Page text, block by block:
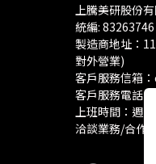
上騰美研股份
統編: 83263746
製造商地址：
對外營業)
客戶服務信箱：
客戶服務電話：
上班時間：週
洽談業務/合作